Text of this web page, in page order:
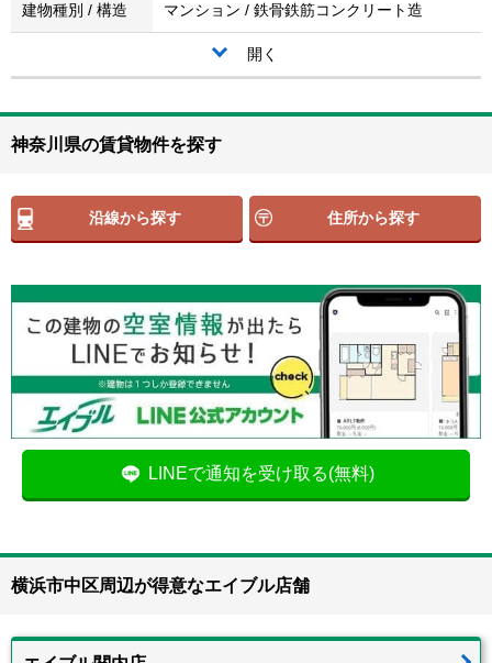
建物種別 / 構造 マンション / 鉄骨鉄筋コンクリート造
開く
神奈川県の賃貸物件を探す
沿線から探す 住所から探す
LINEで通知を受け取る(無料)
横浜市中区周辺が得意なエイブル店舗